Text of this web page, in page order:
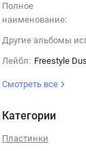
Полное
наименование:
Другие альбомы
Лейбл: Freestyle
Смотреть все
Категории
Пластинки